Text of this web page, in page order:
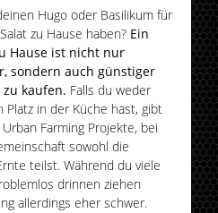
Hugo oder Basilikum für
zu Hause haben? Ein
Hause ist nicht nur
sondern auch günstiger
kaufen. Falls du weder
Platz in der Küche hast, gibt
Farming Projekte, bei
sowohl die
teilst. Während du viele
drinnen ziehen
allerdings eher schwer.